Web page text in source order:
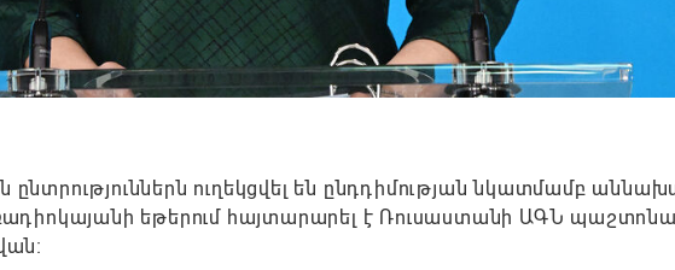
ուղեկցվել են ընդդիմության նկատմամբ
ռադիոկայանի եթերում հայտարարել է Ռուսաստանի ԱԳՆ